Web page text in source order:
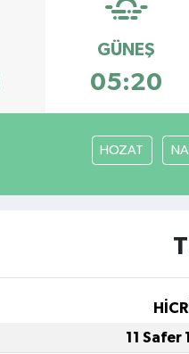
GÜNEŞ
05:20
HOZAT
HİCRİ
11 Safer